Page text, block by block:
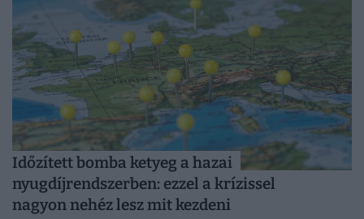
Időzített bomba ketyeg a hazai
nyugdíjrendszerben: ezzel a krízissel
nagyon nehéz lesz mit kezdeni